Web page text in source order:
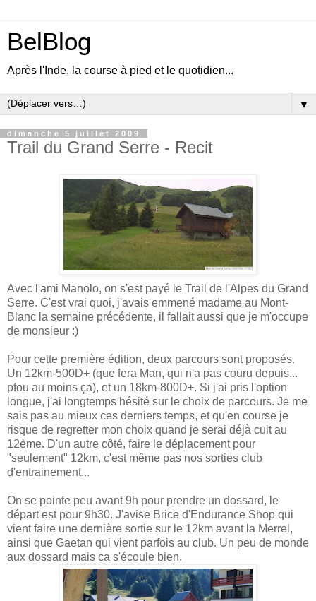
BelBlog
Après l'Inde, la course à pied et le quotidien...
▼
dimanche 5 juillet 2009
Trail du Grand Serre - Recit
Avec l'ami Manolo, on s'est payé le Trail de l'Alpes du Grand
Serre. C'est vrai quoi, j'avais emmené madame au Mont-
Blanc la semaine précédente, il fallait aussi que je m'occupe
de monsieur :)
Pour cette première édition, deux parcours sont proposés.
Un 12km-500D+ (que fera Man, qui n'a pas couru depuis...
pfou au moins ça), et un 18km-800D+. Si j'ai pris l'option
longue, j'ai longtemps hésité sur le choix de parcours. Je me
sais pas au mieux ces derniers temps, et qu'en course je
risque de regretter mon choix quand je serai déjà cuit au
12ème. D'un autre côté, faire le déplacement pour
"seulement" 12km, c'est même pas nos sorties club
d'entrainement...
On se pointe peu avant 9h pour prendre un dossard, le
départ est pour 9h30. J'avise Brice d'Endurance Shop qui
vient faire une dernière sortie sur le 12km avant la Merrel,
ainsi que Gaetan qui vient parfois au club. Un peu de monde
aux dossard mais ca s'écoule bien.